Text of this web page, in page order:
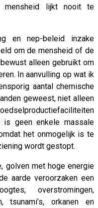
mensheid lijkt nooit te
en nep-beleid inzake
om de mensheid of de
alleen gebruikt om
In aanvulling op wat ik
aantal chemische
geweest, niet alleen
geen enkele massale
het onmogelijk is te
wordt gestopt.
golven met hoge energie
aarde veroorzaken een
overstromingen,
tsunami’s, orkanen en